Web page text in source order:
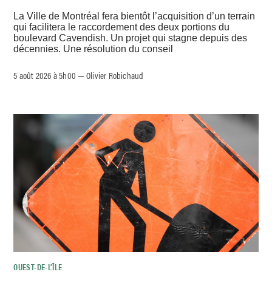
La Ville de Montréal fera bientôt l’acquisition d’un terrain
qui facilitera le raccordement des deux portions du
boulevard Cavendish. Un projet qui stagne depuis des
décennies. Une résolution du conseil
5 août 2026 à 5h00 –Olivier Robichaud
OUEST-DE-L’ÎLE